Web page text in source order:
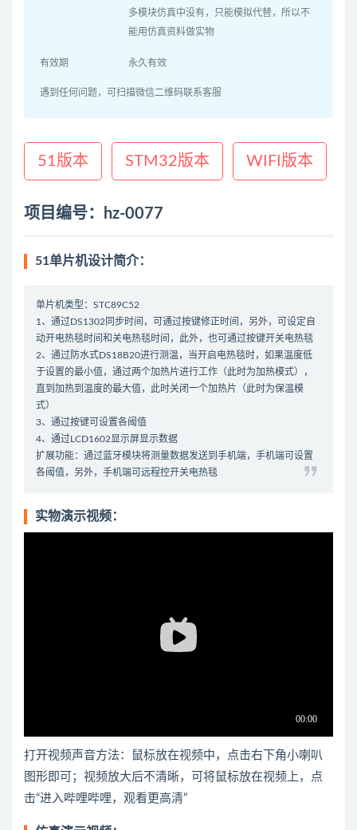
多模块仿真中没有，只能模拟代替，所以不
能用仿真资料做实物
有效期 永久有效
遇到任何问题，可扫描微信二维码联系客服
51版本 STM32版本 WIFI版本
项目编号：hz-0077
51单片机设计简介：
单片机类型：STC89C52
1、通过DS1302同步时间，可通过按键修正时间，另外，可设定自
动开电热毯时间和关电热毯时间，此外，也可通过按键开关电热毯
2、通过防水式DS18B20进行测温，当开启电热毯时，如果温度低
于设置的最小值，通过两个加热片进行工作（此时为加热模式），
直到加热到温度的最大值，此时关闭一个加热片（此时为保温模
式）
3、通过按键可设置各阈值
4、通过LCD1602显示屏显示数据
扩展功能：通过蓝牙模块将测量数据发送到手机端，手机端可设置
各阈值，另外，手机端可远程控开关电热毯
实物演示视频：
打开视频声音方法：鼠标放在视频中，点击右下角小喇叭
图形即可；视频放大后不清晰，可将鼠标放在视频上，点
击“进入哔哩哔哩，观看更高清”